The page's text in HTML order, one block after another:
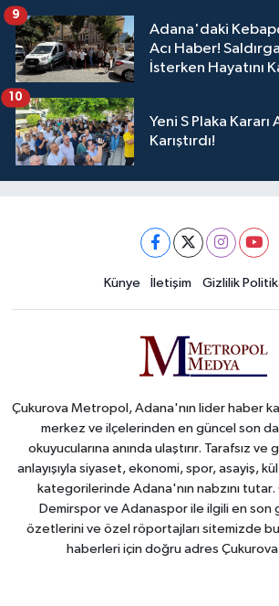
Adana'daki
Acı Haber!
İsterken Hayatını
9
Yeni S Plaka Kararı
Karıştırdı!
10
Künye İletişim Gizlilik
Çukurova Metropol, Adana'nın lider haber
merkez ve ilçelerinden en güncel son
okuyucularına anında ulaştırır. Tarafsız
anlayışıyla siyaset, ekonomi, spor, asayiş,
kategorilerinde Adana'nın nabzını
Demirspor ve Adanaspor ile ilgili en son
özetlerini ve özel röportajları sitemizde
haberleri için doğru adres